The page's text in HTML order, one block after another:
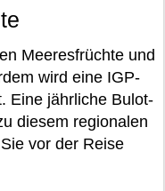
Meeresfrüchte und
wird eine IGP-
Eine jährliche Bulot-
diesem regionalen
vor der Reise